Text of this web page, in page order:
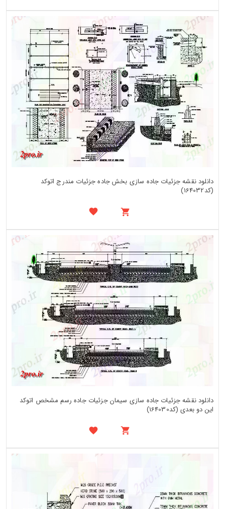
دانلود نقشه جزئیات جاده سازی بخش جاده جزئیات مندرج اتوکد
(کد164032)
دانلود نقشه جزئیات جاده سازی سیمان جزئیات جاده رسم مشخص اتوکد
این دو بعدی (کد164030)